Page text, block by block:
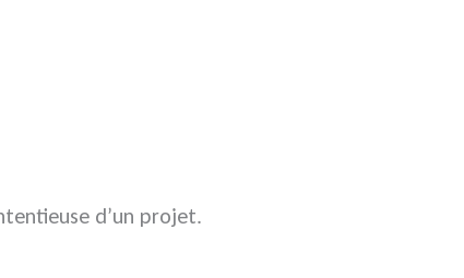
d’un projet.